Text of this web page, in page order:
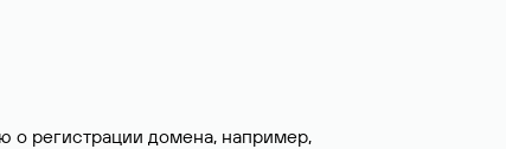
о регистрации домена, например,